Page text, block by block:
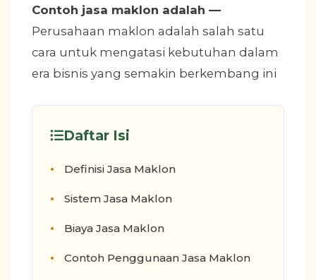
Contoh jasa maklon adalah —
Perusahaan maklon adalah salah satu
cara untuk mengatasi kebutuhan dalam
era bisnis yang semakin berkembang ini
Daftar Isi
Definisi Jasa Maklon
Sistem Jasa Maklon
Biaya Jasa Maklon
Contoh Penggunaan Jasa Maklon